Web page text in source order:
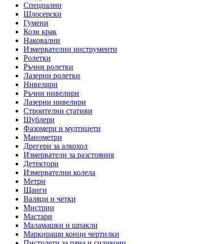
Специални
Шлосерски
Гумени
Кози крак
Наковални
Измервателни инструменти
Ролетки
Ръчни ролетки
Лазерни ролетки
Нивелири
Ръчни нивелири
Лазерни нивелири
Строителни стативи
Шублери
Фазомери и мултицети
Манометри
Дрегери за алкохол
Измерватели за разстояния
Детектори
Измервателни колела
Метри
Щанги
Валяци и четки
Мистрии
Мастари
Маламашки и шпакли
Маркиращи конци чертилки